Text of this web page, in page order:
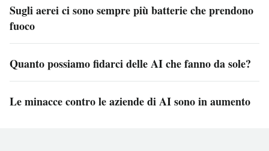
Sugli aerei ci sono sempre più batterie che prendono
fuoco
Quanto possiamo fidarci delle AI che fanno da sole?
Le minacce contro le aziende di AI sono in aumento